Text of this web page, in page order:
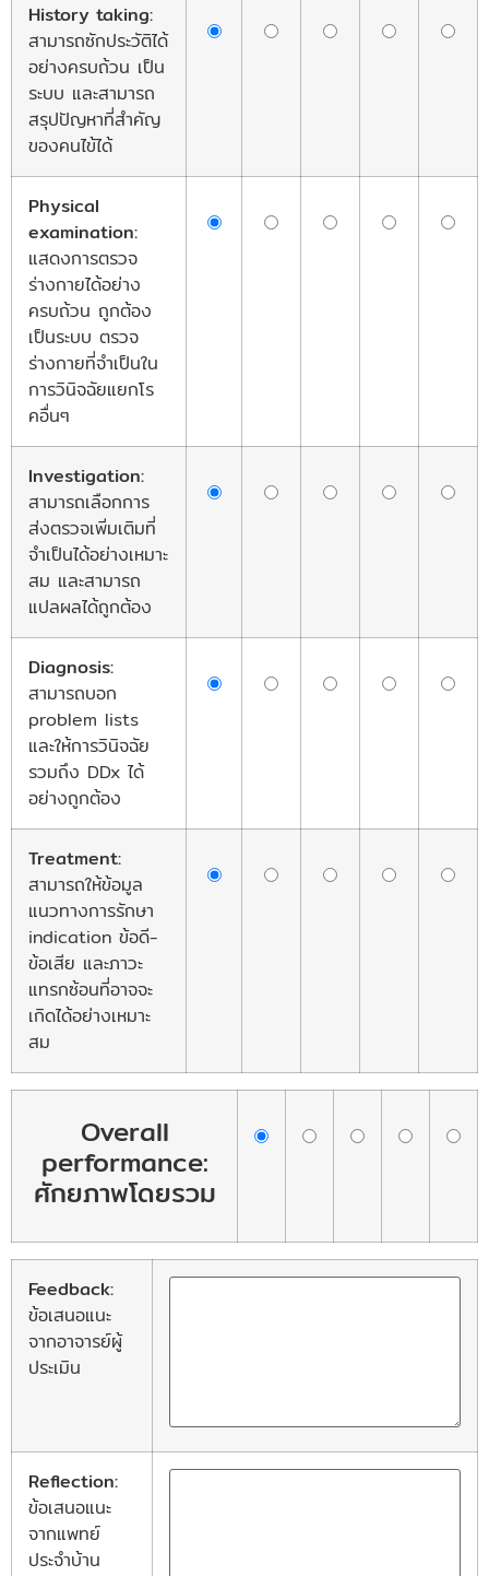
History taking:
สามารถซักประวัติได้
อย่างครบถ้วน เป็น
ระบบ และสามารถ
สรุปปัญหาที่สำคัญ
ของคนไข้ได้
Physical
examination:
แสดงการตรวจ
ร่างกายได้อย่าง
ครบถ้วน ถูกต้อง
เป็นระบบ ตรวจ
ร่างกายที่จำเป็นใน
การวินิจฉัยแยกโร
คอื่นๆ
Investigation:
สามารถเลือกการ
ส่งตรวจเพิ่มเติมที่
จำเป็นได้อย่างเหมาะ
สม และสามารถ
แปลผลได้ถูกต้อง
Diagnosis:
สามารถบอก
problem lists
และให้การวินิจฉัย
รวมถึง DDx ได้
อย่างถูกต้อง
Treatment:
สามารถให้ข้อมูล
แนวทางการรักษา
indication ข้อดี-
ข้อเสีย และภาวะ
แทรกซ้อนที่อาจจะ
เกิดได้อย่างเหมาะ
สม
Overall
performance:
ศักยภาพโดยรวม
Feedback:
ข้อเสนอแนะ
จากอาจารย์ผู้
ประเมิน
Reflection:
ข้อเสนอแนะ
จากแพทย์
ประจำบ้าน